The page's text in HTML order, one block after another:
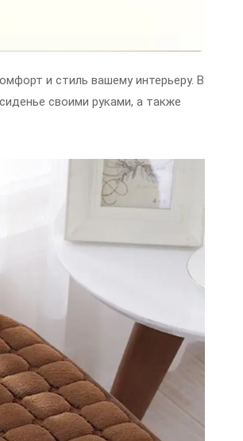
и стиль вашему интерьеру. В
своими руками, а также